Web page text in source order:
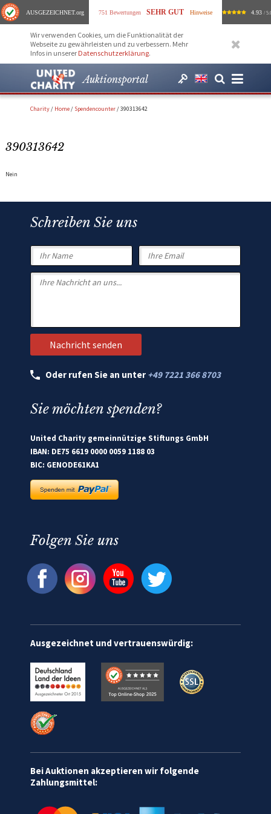
AUSGEZEICHNET.org 751 Bewertungen SEHR GUT Hinweise 4.93 /
Wir verwenden Cookies, um die Funktionalität der
Webseite zu gewährleisten und zu verbessern. Mehr
Infos in unserer Datenschutzerklärung.
Auktionsportal
Charity/ Home/ Spendencounter/390313642
390313642
Nein
Schreiben Sie uns
Oder rufen Sie an unter +49 7221 366 8703
Sie möchten spenden?
United Charity gemeinnützige Stiftungs GmbH
IBAN: DE75 6619 0000 0059 1188 03
BIC: GENODE61KA1
Folgen Sie uns
Ausgezeichnet und vertrauenswürdig:
Bei Auktionen akzeptieren wir folgende
Zahlungsmittel: